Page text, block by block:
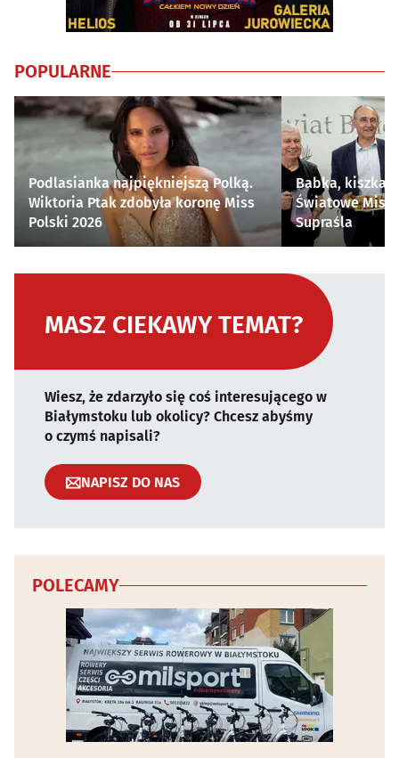
POPULARNE
Podlasianka najpiękniejszą Polką.
Wiktoria Ptak zdobyła koronę Miss
Polski 2026
Babka, kiszka i
Światowe
Supraśla
MASZ CIEKAWY TEMAT?
Wiesz, że zdarzyło się coś interesującego w
Białymstoku lub okolicy? Chcesz abyśmy
o czymś napisali?
NAPISZ DO NAS
POLECAMY